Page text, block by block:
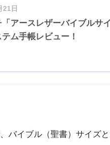
21日
アースレザーバイブルサ
ム手帳レビュー！
バイブル（聖書）サイズ